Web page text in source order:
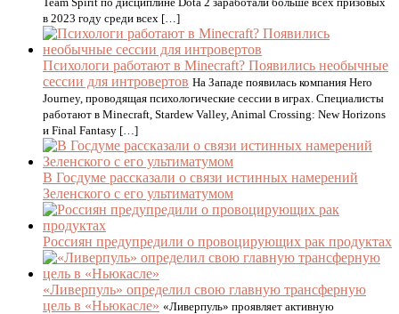
в 2023 году среди всех […]
Психологи работают в Minecraft? Появились необычные
сессии для интровертов На Западе появилась компания Hero
Journey, проводящая психологические сессии в играх. Специалисты
работают в Minecraft, Stardew Valley, Animal Crossing: New Horizons
и Final Fantasy […]
В Госдуме рассказали о связи истинных намерений
Зеленского с его ультиматумом
Россиян предупредили о провоцирующих рак продуктах
«Ливерпуль» определил свою главную трансферную
цель в «Ньюкасле» «Ливерпуль» проявляет активную